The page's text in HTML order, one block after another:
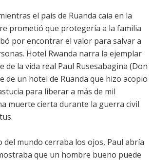
el país de Ruanda caía en la
prometió que protegería a la familia
por encontrar el valor para salvar a
Hotel Rwanda narra la ejemplar
de la vida real Paul Rusesabagina (Don
de un hotel de Ruanda que hizo acopio
para liberar a más de mil
muerte cierta durante la guerra civil
mundo cerraba los ojos, Paul abría
que un hombre bueno puede